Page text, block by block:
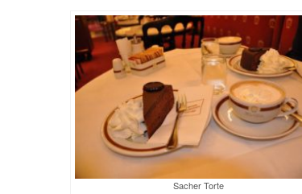
Sacher Torte